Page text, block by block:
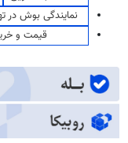
نمایندگی بوش در
قیمت و